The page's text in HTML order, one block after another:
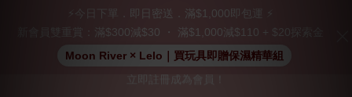
「保密出貨」（無店鋪資訊、一般紙箱）、隱私保護、加密付款、
立即註冊成為會員！
⚡今日下單．即日密送．滿$1,000即包運 ⚡
新會員雙重賞：滿$300減$30 ・ 滿$1,000減$110 + $20探索金
Moon River × Lelo｜買玩具即贈保濕精華組